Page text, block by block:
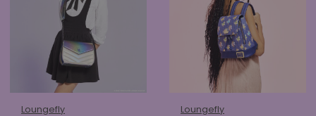
Loungefly Loungefly